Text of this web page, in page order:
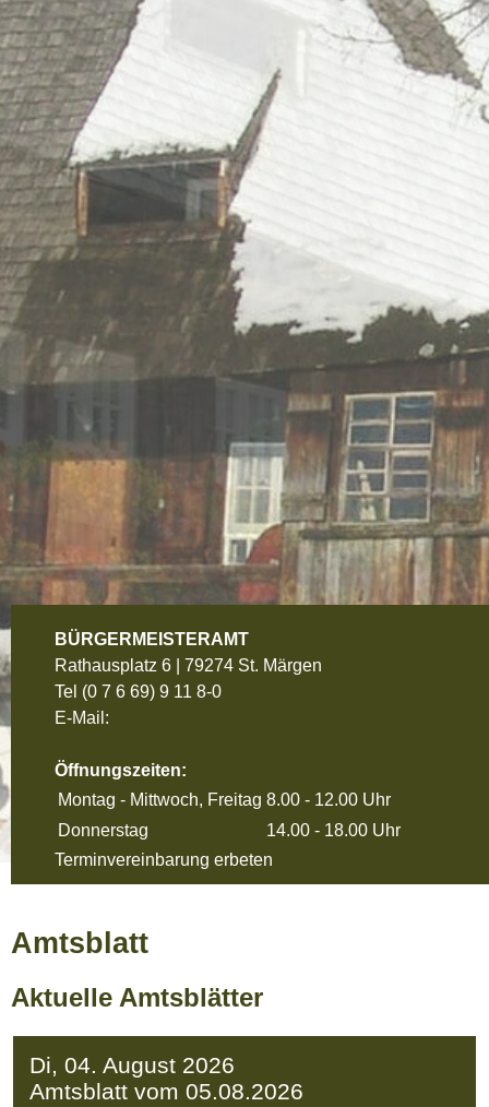
BÜRGERMEISTERAMT
Rathausplatz 6 | 79274 St. Märgen
Tel (0 7 6 69) 9 11 8-0
E-Mail:
Öffnungszeiten:
Montag - Mittwoch, Freitag 8.00 - 12.00 Uhr
Donnerstag
14.00 - 18.00 Uhr
Terminvereinbarung erbeten
Amtsblatt
Aktuelle Amtsblätter
Di, 04. August 2026
Amtsblatt vom 05.08.2026